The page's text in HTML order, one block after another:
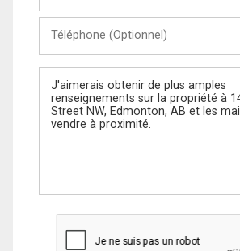
(Optionnel)
Message